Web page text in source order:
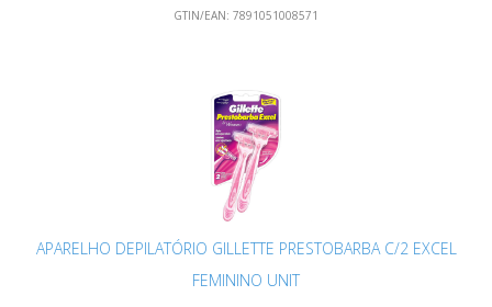
GTIN/EAN: 7891051008571
APARELHO DEPILATÓRIO GILLETTE PRESTOBARBA C/2 EXCEL
FEMININO UNIT